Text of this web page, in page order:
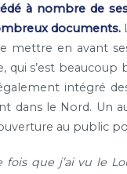
à nombre de
documents.
mettre en avant
qui s’est
intégré
dans le Nord. Un
au public
fois que j’ai vu le